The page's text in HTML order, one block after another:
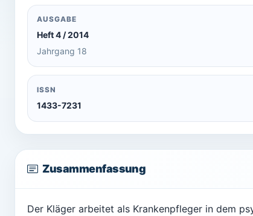
AUSGABE
Heft 4 / 2014
Jahrgang 18
ISSN
1433-7231
Zusammenfassung
Der Kläger arbeitet als Krankenpfleger in dem